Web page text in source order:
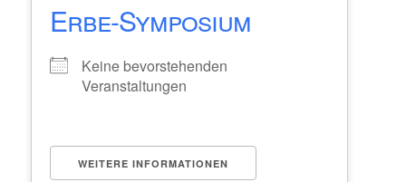
Erbe-Symposium
Keine bevorstehenden
Veranstaltungen
WEITERE INFORMATIONEN